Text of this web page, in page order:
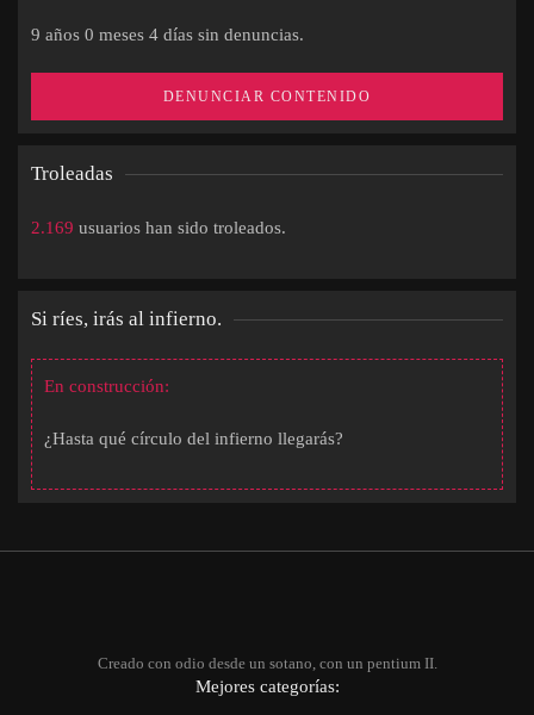
9 años 0 meses 4 días sin denuncias.
DENUNCIAR CONTENIDO
Troleadas
2.169 usuarios han sido troleados.
Si ríes, irás al infierno.
En construcción:
¿Hasta qué círculo del infierno llegarás?
Creado con odio desde un sotano, con un pentium II.
Mejores categorías: